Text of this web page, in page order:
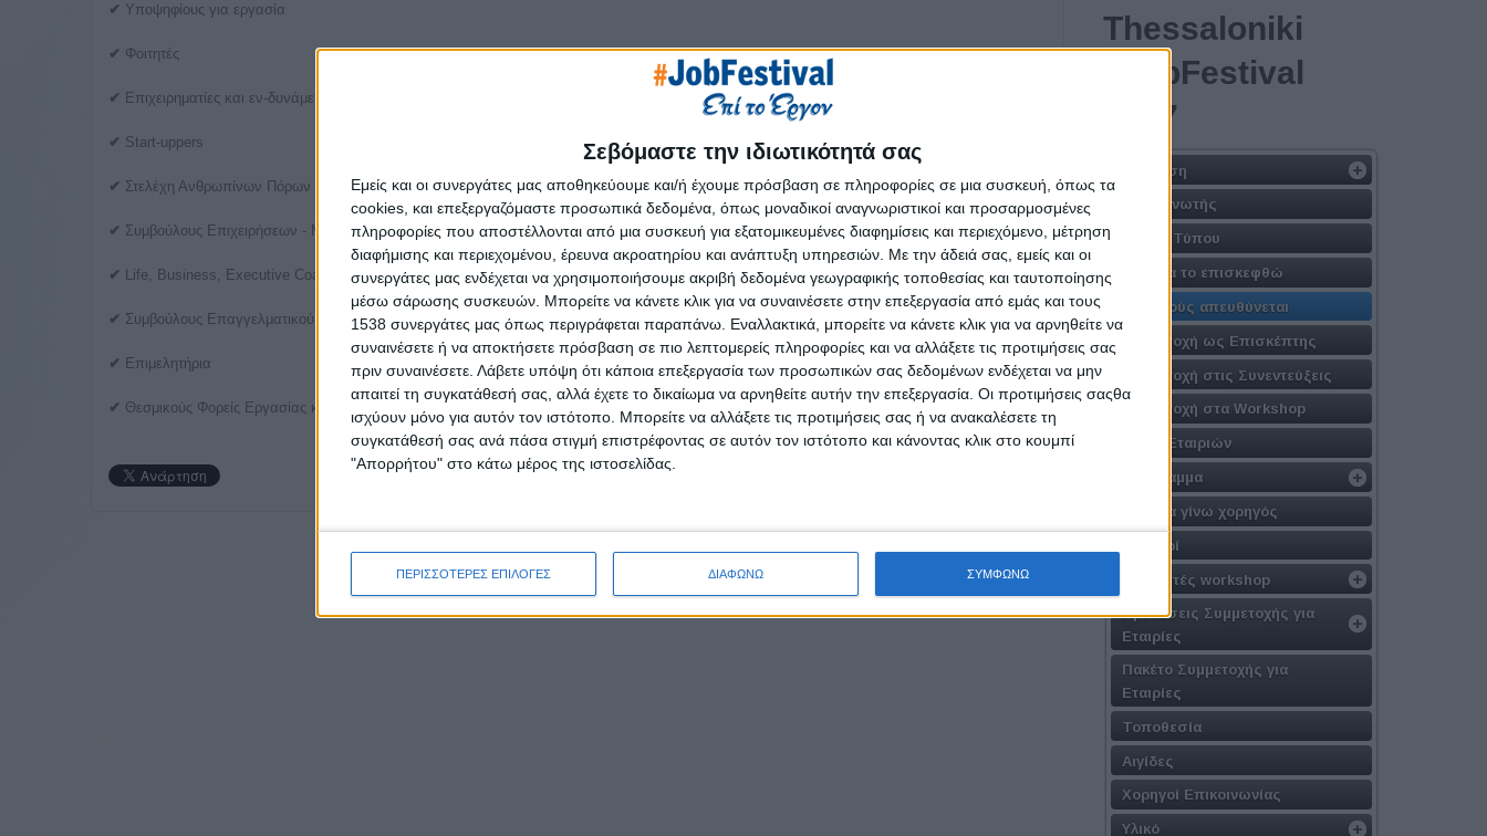
Σεβόμαστε την ιδιωτικότητά σας
Εμείς και οι συνεργάτες μας αποθηκεύουμε και/ή έχουμε πρόσβαση σε πληροφορίες σε μια συσκευή, όπως τα
cookies, και επεξεργαζόμαστε προσωπικά δεδομένα, όπως μοναδικοί αναγνωριστικοί και προσαρμοσμένες
πληροφορίες που αποστέλλονται από μια συσκευή για εξατομικευμένες διαφημίσεις και περιεχόμενο, μέτρηση
διαφήμισης και περιεχομένου, έρευνα ακροατηρίου και ανάπτυξη υπηρεσιών. Με την άδειά σας, εμείς και οι
συνεργάτες μας ενδέχεται να χρησιμοποιήσουμε ακριβή δεδομένα γεωγραφικής τοποθεσίας και ταυτοποίησης
μέσω σάρωσης συσκευών. Μπορείτε να κάνετε κλικ για να συναινέσετε στην επεξεργασία από εμάς και τους
1538 συνεργάτες μας όπως περιγράφεται παραπάνω. Εναλλακτικά, μπορείτε να κάνετε κλικ για να αρνηθείτε να
συναινέσετε ή να αποκτήσετε πρόσβαση σε πιο λεπτομερείς πληροφορίες και να αλλάξετε τις προτιμήσεις σας
πριν συναινέσετε. Λάβετε υπόψη ότι κάποια επεξεργασία των προσωπικών σας δεδομένων ενδέχεται να μην
απαιτεί τη συγκατάθεσή σας, αλλά έχετε το δικαίωμα να αρνηθείτε αυτήν την επεξεργασία. Οι προτιμήσεις σαςθα
ισχύουν μόνο για αυτόν τον ιστότοπο. Μπορείτε να αλλάξετε τις προτιμήσεις σας ή να ανακαλέσετε τη
συγκατάθεσή σας ανά πάσα στιγμή επιστρέφοντας σε αυτόν τον ιστότοπο και κάνοντας κλικ στο κουμπί
"Απορρήτου" στο κάτω μέρος της ιστοσελίδας.
ΠΕΡΙΣΣΟΤΕΡΕΣ ΕΠΙΛΟΓΕΣ ΔΙΑΦΩΝΩ ΣΥΜΦΩΝΩ
✔ Υποψηφίους για εργασία
✔ Φοιτητές
✔ Επιχειρηματίες και εν-δυνάμει επιχειρηματίες
✔ Start-uppers
✔ Στελέχη Ανθρωπίνων Πόρων – Recruiters
✔ Συμβούλους Επιχειρήσεων - Μέντορες
✔ Life, Business, Executive Coaches
✔ Συμβούλους Επαγγελματικού Προσανατολισμού
✔ Επιμελητήρια
✔ Θεσμικούς Φορείς Εργασίας και Εκπαίδευσης
Τhessaloniki
#JobFestival
2017
Η Δράση
Διοργανωτής
Δελτίο Τύπου
Γιατί να το επισκεφθώ
Σε ποιούς απευθύνεται
Συμμετοχή ως Επισκέπτης
Συμμετοχή στις Συνεντεύξεις
Συμμετοχή στα Workshop
Λίστα Εταιριών
Πρόγραμμα
Γιατί να γίνω χορηγός
Χορηγοί
Εισηγητές workshop
Προτάσεις Συμμετοχής για
Εταιρίες
Πακέτο Συμμετοχής για
Εταιρίες
Τοποθεσία
Αιγίδες
Χορηγοί Επικοινωνίας
Υλικό